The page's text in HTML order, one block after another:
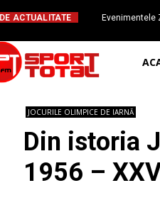
DE ACTUALITATE
Evenimentele
JOCURILE OLIMPICE DE IARNĂ
Din istoria
1956 –